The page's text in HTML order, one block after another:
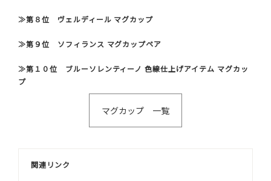
≫第８位 ヴェルディール マグカップ
≫第９位 ソフィランス マグカップペア
≫第１０位 ブルーソレンティーノ 色線仕上げアイテム マグカッ
プ
マグカップ 一覧
関連リンク